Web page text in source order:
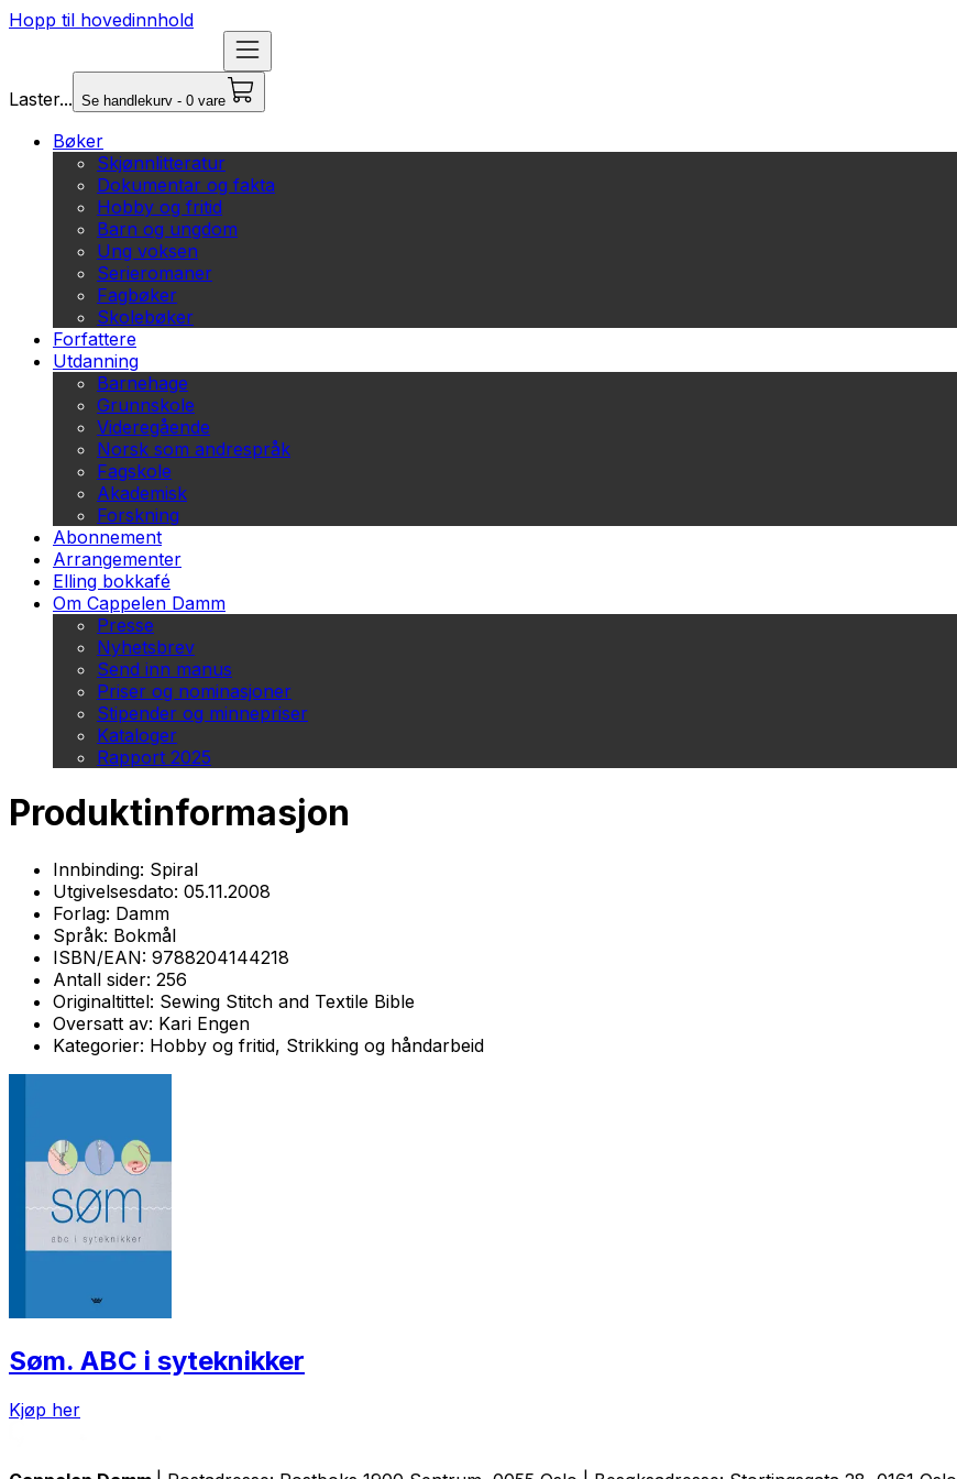
Hopp til hovedinnhold
Laster... Se handlekurv - 0 vare
Bøker
Skjønnlitteratur
Dokumentar og fakta
Hobby og fritid
Barn og ungdom
Ung voksen
Serieromaner
Fagbøker
Skolebøker
Forfattere
Utdanning
Barnehage
Grunnskole
Videregående
Norsk som andrespråk
Fagskole
Akademisk
Forskning
Abonnement
Arrangementer
Elling bokkafé
Om Cappelen Damm
Presse
Nyhetsbrev
Send inn manus
Priser og nominasjoner
Stipender og minnepriser
Kataloger
Rapport 2025
Produktinformasjon
Innbinding: Spiral
Utgivelsesdato: 05.11.2008
Forlag: Damm
Språk: Bokmål
ISBN/EAN: 9788204144218
Antall sider: 256
Originaltittel: Sewing Stitch and Textile Bible
Oversatt av: Kari Engen
Kategorier: Hobby og fritid, Strikking og håndarbeid
Søm. ABC i syteknikker
Kjøp her